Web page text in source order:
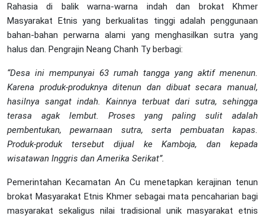
Rahasia di balik warna-warna indah dan brokat Khmer
Masyarakat Etnis yang berkualitas tinggi adalah penggunaan
bahan-bahan perwarna alami yang menghasilkan sutra yang
halus dan. Pengrajin Neang Chanh Ty berbagi:
“Desa ini mempunyai 63 rumah tangga yang aktif menenun.
Karena produk-produknya ditenun dan dibuat secara manual,
hasilnya sangat indah. Kainnya terbuat dari sutra, sehingga
terasa agak lembut. Proses yang paling sulit adalah
pembentukan, pewarnaan sutra, serta pembuatan kapas.
Produk-produk tersebut dijual ke Kamboja, dan kepada
wisatawan Inggris dan Amerika Serikat”.
Pemerintahan Kecamatan An Cu menetapkan kerajinan tenun
brokat Masyarakat Etnis Khmer sebagai mata pencaharian bagi
masyarakat sekaligus nilai tradisional unik masyarakat etnis